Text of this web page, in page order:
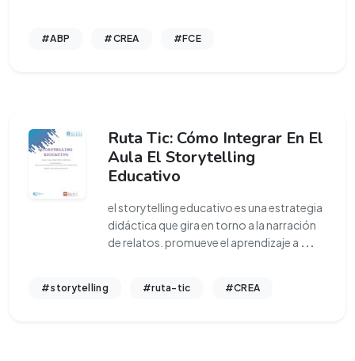
#ABP #CREA #FCE
Ruta Tic: Cómo Integrar En El
Aula El Storytelling
Educativo
el storytelling educativo es una estrategia
didáctica que gira en torno a la narración
de relatos. promueve el aprendizaje a ...
#storytelling #ruta-tic #CREA